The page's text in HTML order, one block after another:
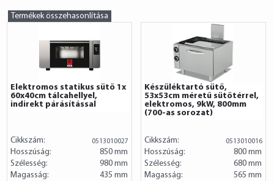
Termékek összehasonlítása
Elektromos statikus sütő 1x
60x40cm tálcahellyel,
indirekt párásítással
Cikkszám: 0513010027
Hosszúság:
850 mm
Szélesség:
980 mm
Magasság:
435 mm
Készüléktartó sütő,
53x53cm méretű sütőtérrel,
elektromos, 9kW, 800mm
(700-as sorozat)
Cikkszám: 0513010016
Hosszúság:
800 mm
Szélesség:
680 mm
Magasság:
565 mm